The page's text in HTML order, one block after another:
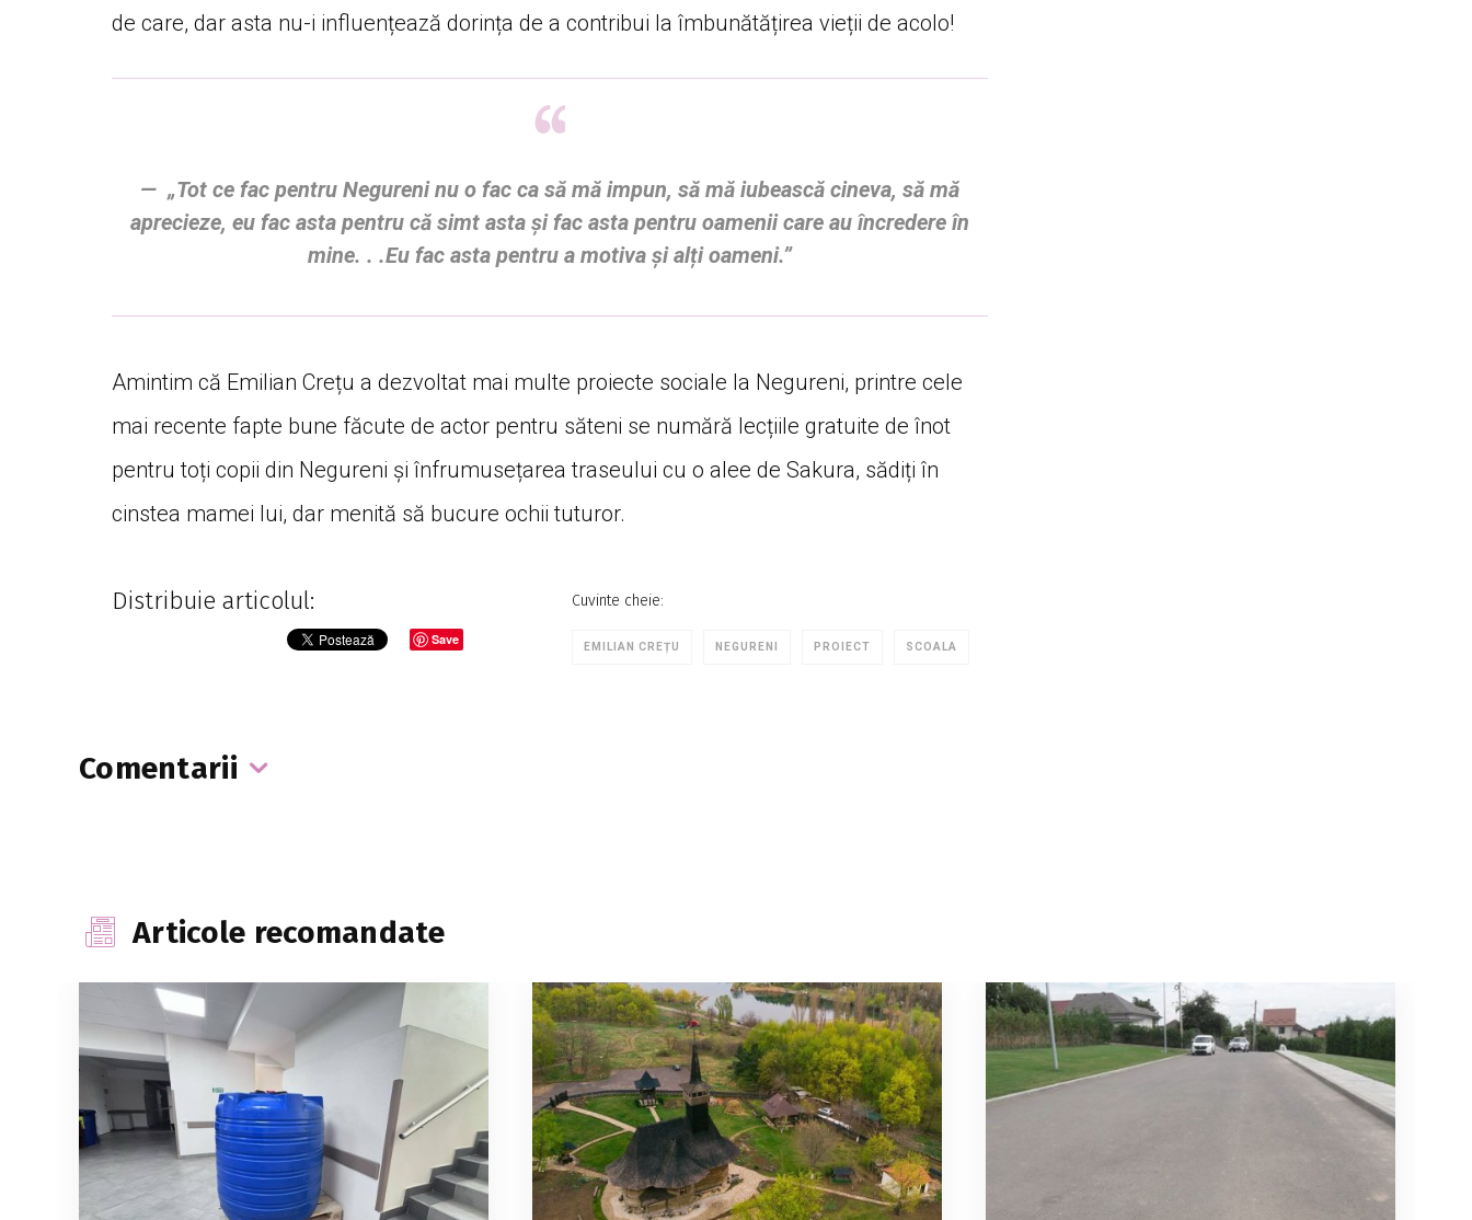
de care, dar asta nu-i influențează dorința de a contribui la îmbunătățirea vieții de acolo!
„Tot ce fac pentru Negureni nu o fac ca să mă impun, să mă iubească cineva, să mă
aprecieze, eu fac asta pentru că simt asta și fac asta pentru oamenii care au încredere în
mine. . .Eu fac asta pentru a motiva și alți oameni.”
Amintim că Emilian Crețu a dezvoltat mai multe proiecte sociale la Negureni, printre cele
mai recente fapte bune făcute de actor pentru săteni se numără lecțiile gratuite de înot
pentru toți copii din Negureni și înfrumusețarea traseului cu o alee de Sakura, sădiți în
cinstea mamei lui, dar menită să bucure ochii tuturor.
Distribuie articolul:
Save
Cuvinte cheie:
EMILIAN CREȚU NEGURENI PROIECT SCOALA
Comentarii
Articole recomandate